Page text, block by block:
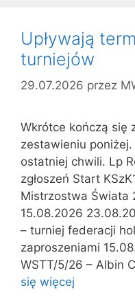
Upływają
turniejów
29.07.2026 przez
Wkrótce kończą się
zestawieniu
ostatniej chwili. Lp
zgłoszeń Start
Mistrzostwa Świata
15.08.2026
– turniej federacji
zaproszeniami
WSTT/5/26 – Albin
się więcej